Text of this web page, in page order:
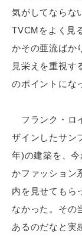
気がしてならな
TVCMをよく見
かその亜流ばか
見栄えを重視す
のポイントにな
フランク・ロ
ザインしたサン
年)の建築を、
かファッション
内を見せてもら
なかった。その
あるのだなと実